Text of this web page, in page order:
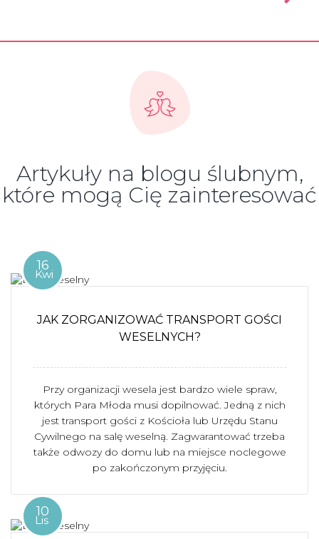
Artykuły na blogu ślubnym,
które mogą Cię zainteresować
16
Kwi
JAK ZORGANIZOWAĆ TRANSPORT GOŚCI
WESELNYCH?
Przy organizacji wesela jest bardzo wiele spraw,
których Para Młoda musi dopilnować. Jedną z nich
jest transport gości z Kościoła lub Urzędu Stanu
Cywilnego na salę weselną. Zagwarantować trzeba
także odwozy do domu lub na miejsce noclegowe
po zakończonym przyjęciu.
10
Lis